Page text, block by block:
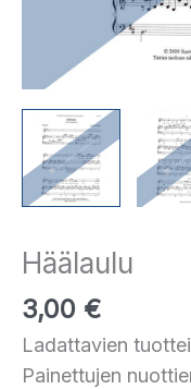
Häälaulu
3,00 €
Ladattavien
Painettujen